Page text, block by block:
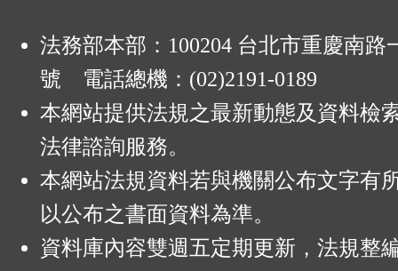
法務部本部：100204 台北市重慶南路
號 電話總機：(02)2191-0189
本網站提供法規之最新動態及資料檢
法律諮詢服務。
本網站法規資料若與機關公布文字有
以公布之書面資料為準。
資料庫內容雙週五定期更新，法規整